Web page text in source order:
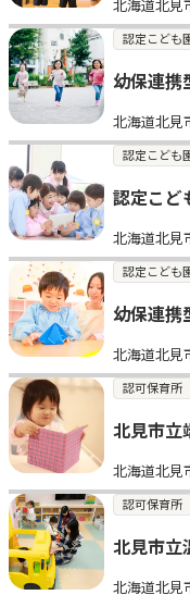
北海道北見
認定こども
幼保連携
北海道北見
認定こども
認定こど
北海道北見
認定こども
幼保連携
北海道北見
認可保育所
北見市立
北海道北見
認可保育所
北見市立
北海道北見